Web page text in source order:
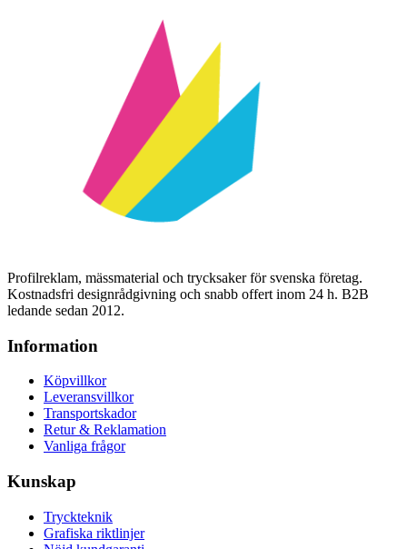
Profilreklam, mässmaterial och trycksaker för svenska företag.
Kostnadsfri designrådgivning och snabb offert inom 24 h. B2B
ledande sedan 2012.
Information
Köpvillkor
Leveransvillkor
Transportskador
Retur & Reklamation
Vanliga frågor
Kunskap
Tryckteknik
Grafiska riktlinjer